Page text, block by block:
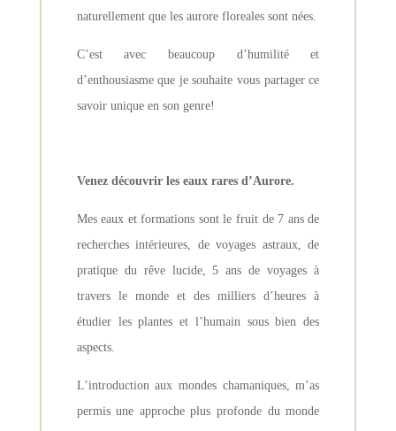
naturellement que les aurore floreales sont nées.
C’est avec beaucoup d’humilité et
d’enthousiasme que je souhaite vous partager ce
savoir unique en son genre!
Venez découvrir les eaux rares d’Aurore.
Mes eaux et formations sont le fruit de 7 ans de
recherches intérieures, de voyages astraux, de
pratique du rêve lucide, 5 ans de voyages à
travers le monde et des milliers d’heures à
étudier les plantes et l’humain sous bien des
aspects.
​L’introduction aux mondes chamaniques, m’as
permis une approche plus profonde du monde